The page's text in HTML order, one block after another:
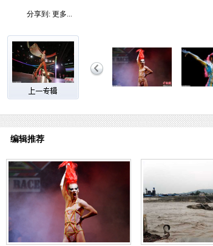
分享到: 更多...
编辑推荐